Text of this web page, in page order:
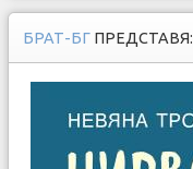
БРАТ-БГ ПРЕДСТАВЯ: